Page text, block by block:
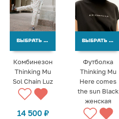
ВЫБРАТЬ ВАРИАНТЫ
Комбинезон
Thinking Mu
Sol Chain Luz
14 500 ₽
ВЫБРАТЬ ВАРИАНТЫ
Футболка
Thinking Mu
Here comes
the sun Black
женская